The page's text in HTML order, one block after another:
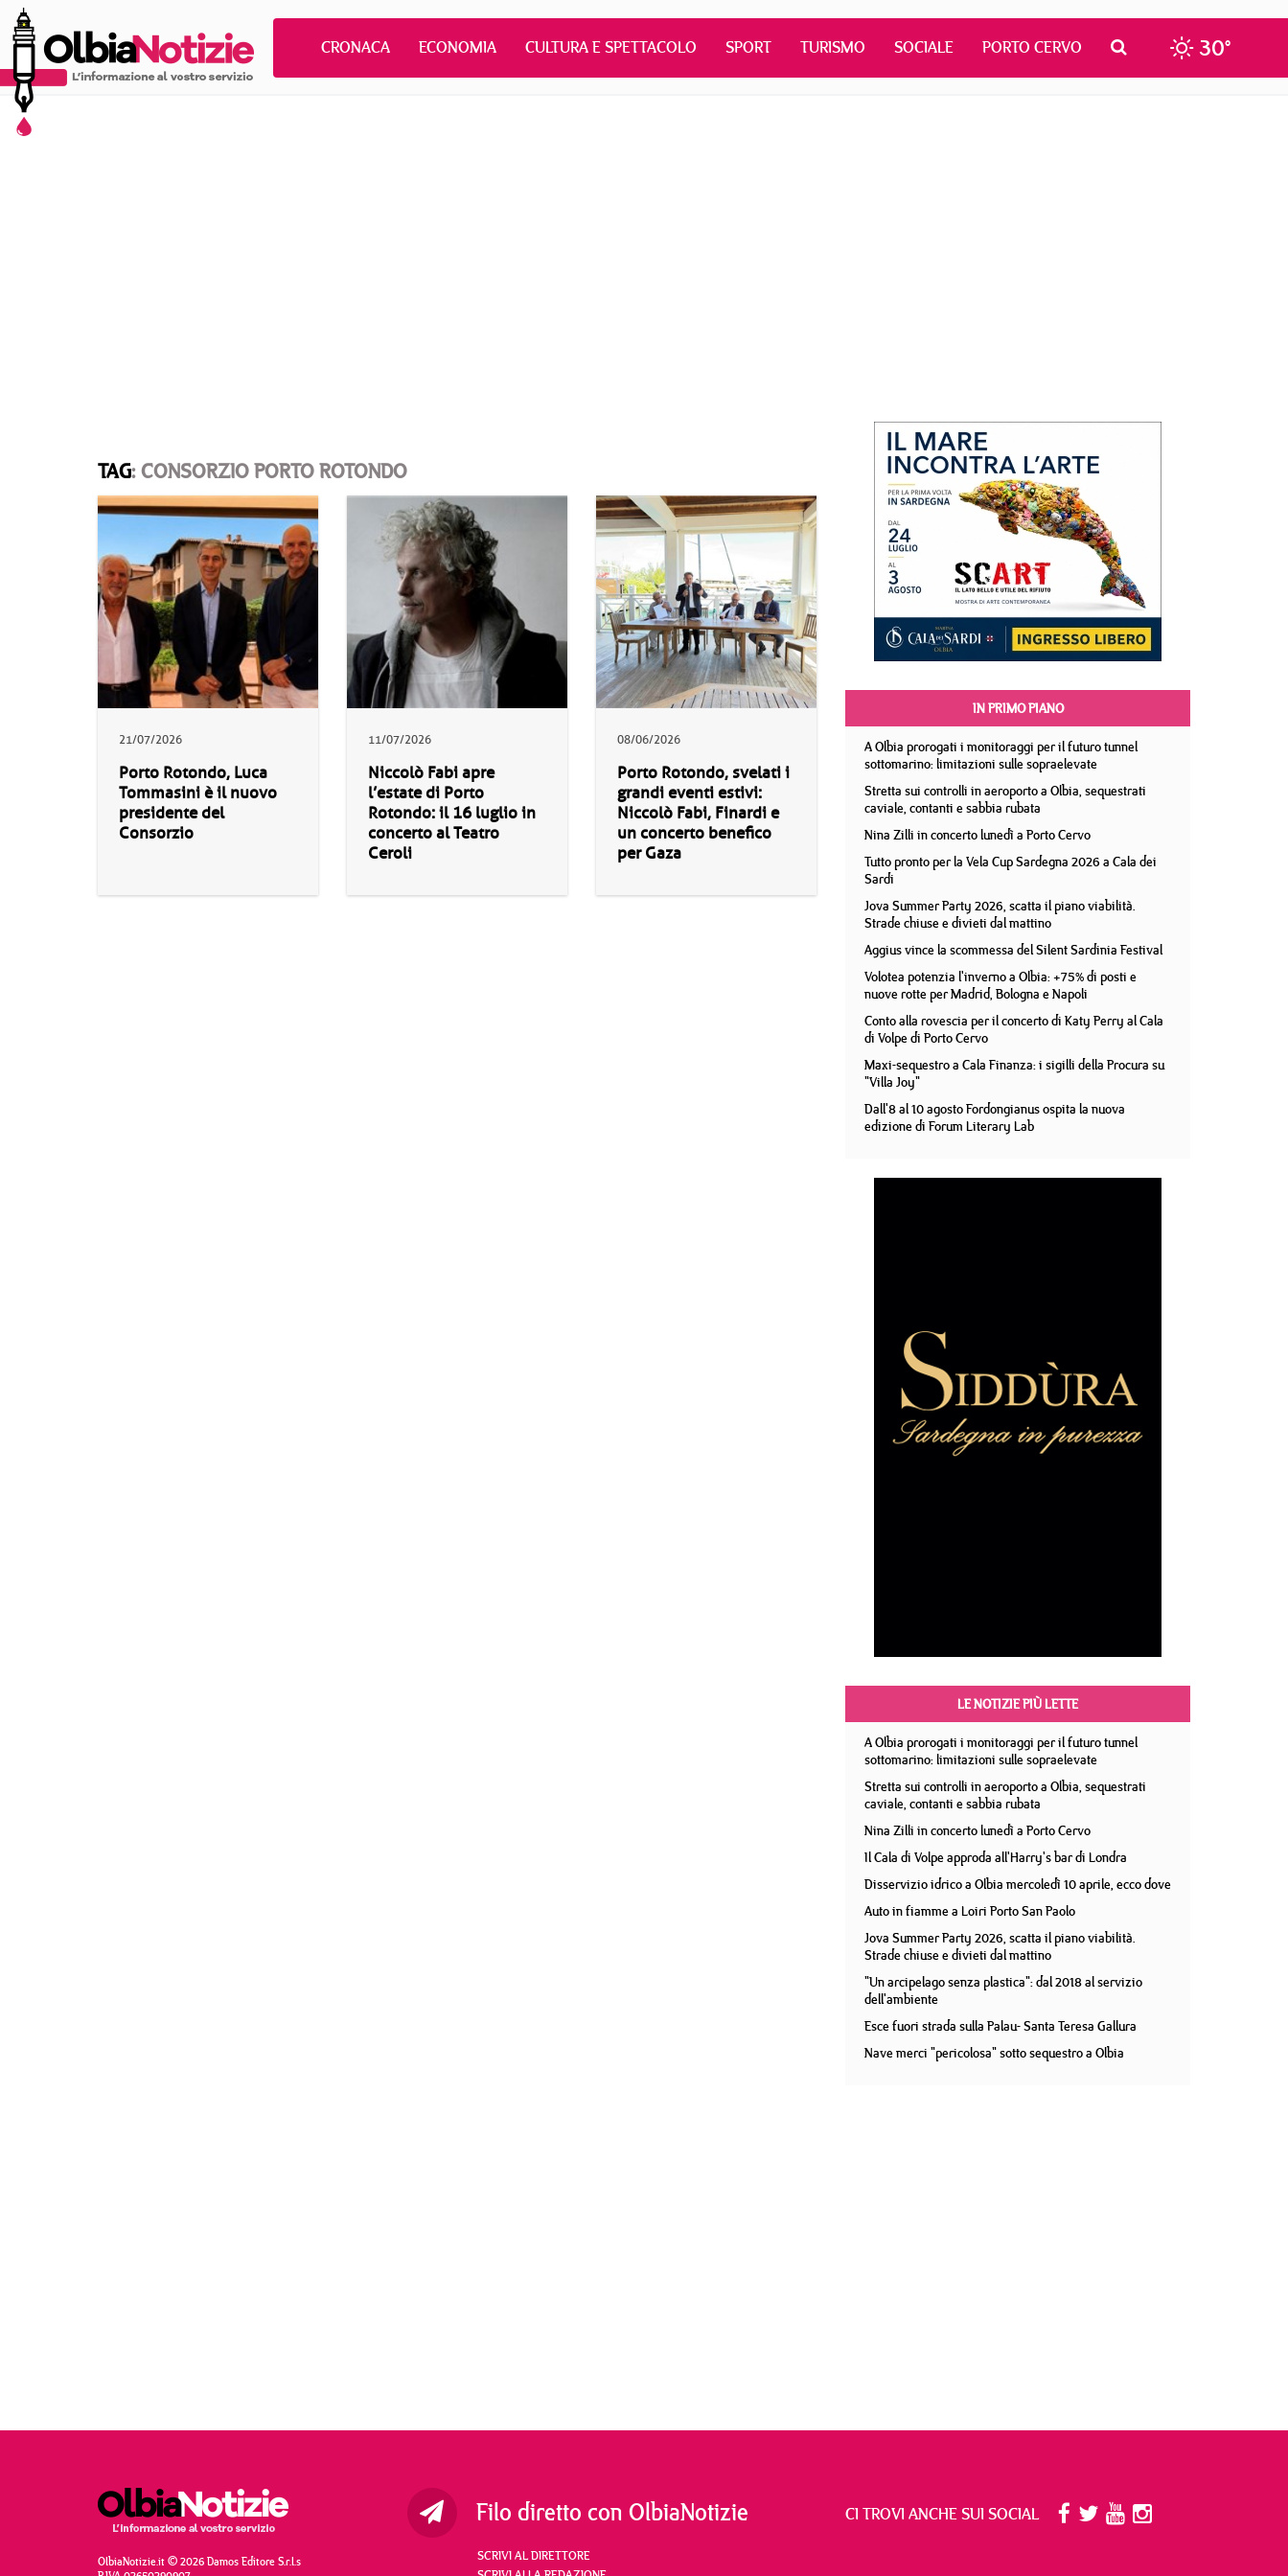
CRONACA ECONOMIA CULTURA E SPETTACOLO SPORT TURISMO SOCIALE PORTO CERVO 30°
TAG: CONSORZIO PORTO ROTONDO
21/07/2026
Porto Rotondo, Luca
Tommasini è il nuovo
presidente del
Consorzio
11/07/2026
Niccolò Fabi apre
l’estate di Porto
Rotondo: il 16 luglio in
concerto al Teatro
Ceroli
08/06/2026
Porto Rotondo, svelati i
grandi eventi estivi:
Niccolò Fabi, Finardi e
un concerto benefico
per Gaza
IN PRIMO PIANO
A Olbia prorogati i monitoraggi per il futuro tunnel
sottomarino: limitazioni sulle sopraelevate
Stretta sui controlli in aeroporto a Olbia, sequestrati
caviale, contanti e sabbia rubata
Nina Zilli in concerto lunedì a Porto Cervo
Tutto pronto per la Vela Cup Sardegna 2026 a Cala dei
Sardi
Jova Summer Party 2026, scatta il piano viabilità.
Strade chiuse e divieti dal mattino
Aggius vince la scommessa del Silent Sardinia Festival
Volotea potenzia l'inverno a Olbia: +75% di posti e
nuove rotte per Madrid, Bologna e Napoli
Conto alla rovescia per il concerto di Katy Perry al Cala
di Volpe di Porto Cervo
Maxi-sequestro a Cala Finanza: i sigilli della Procura su
"Villa Joy"
Dall'8 al 10 agosto Fordongianus ospita la nuova
edizione di Forum Literary Lab
LE NOTIZIE PIÙ LETTE
A Olbia prorogati i monitoraggi per il futuro tunnel
sottomarino: limitazioni sulle sopraelevate
Stretta sui controlli in aeroporto a Olbia, sequestrati
caviale, contanti e sabbia rubata
Nina Zilli in concerto lunedì a Porto Cervo
Il Cala di Volpe approda all'Harry's bar di Londra
Disservizio idrico a Olbia mercoledì 10 aprile, ecco dove
Auto in fiamme a Loiri Porto San Paolo
Jova Summer Party 2026, scatta il piano viabilità.
Strade chiuse e divieti dal mattino
"Un arcipelago senza plastica": dal 2018 al servizio
dell'ambiente
Esce fuori strada sulla Palau- Santa Teresa Gallura
Nave merci "pericolosa" sotto sequestro a Olbia
OlbiaNotizie.it © 2026 Damos Editore S.r.l.s
Filo diretto con OlbiaNotizie
SCRIVI AL DIRETTORE
CI TROVI ANCHE SUI SOCIAL